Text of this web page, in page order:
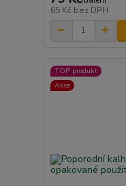
65 Kč bez DPH
TOP produkt
Akce